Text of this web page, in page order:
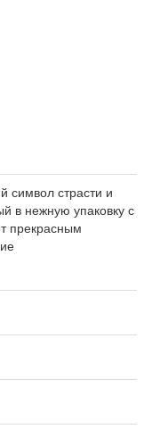
символ страсти и
в нежную упаковку с
прекрасным